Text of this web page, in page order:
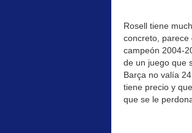
Rosell tiene
concreto, parece
campeón 2004-
de un juego que
Barça no valía
tiene precio y
que se le